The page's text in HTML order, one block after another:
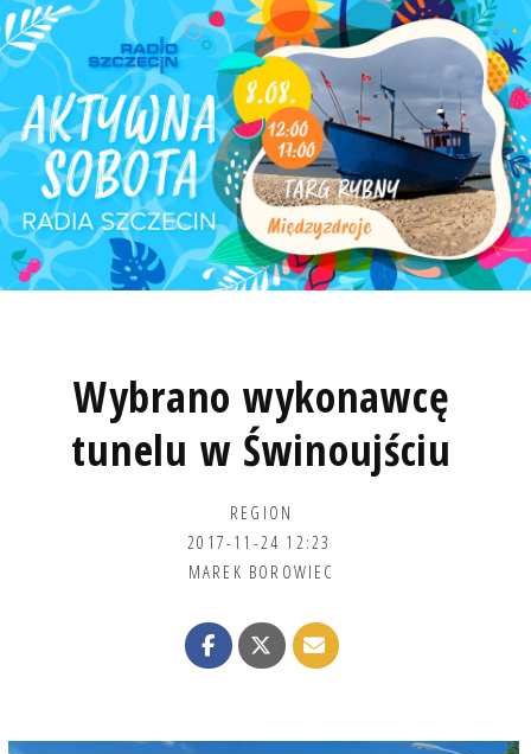
Wybrano wykonawcę
tunelu w Świnoujściu
REGION
2017-11-24 12:23
MAREK BOROWIEC